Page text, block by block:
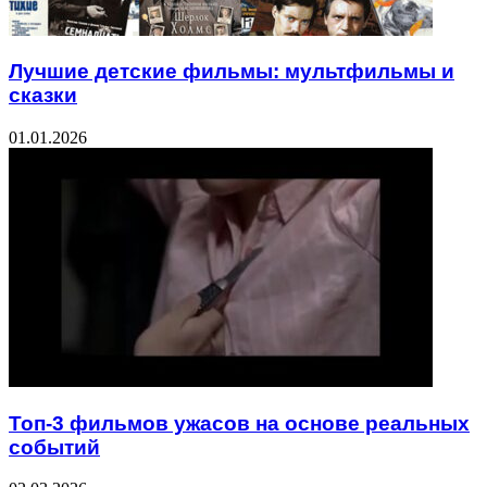
Лучшие детские фильмы: мультфильмы и
сказки
01.01.2026
Топ-3 фильмов ужасов на основе реальных
событий